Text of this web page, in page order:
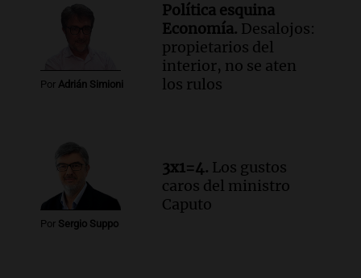
Episodios
Audio.
Estiman que la inflación nacional
de julio será menor al 2,9% registrado
en CABA
Una mañana para todos
cabra que llevaba ocho días atrapada en
un precipicio
Una mañana para todos
Episodios
Audio.Chile planteó mejorar la
Por Adrián Simioni
Política esquina
Economía. Desalojos:
propietarios del
interior, no se aten
los rulos
Por Sergio Suppo
3x1=4. Los gustos
caros del ministro
Caputo